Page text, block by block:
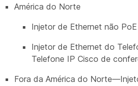
América do Norte
Injetor de Ethernet não
Injetor de Ethernet do
Telefone IP Cisco de
Fora da América do